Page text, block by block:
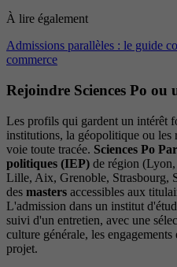
À lire également
Admissions parallèles : le guide
commerce
Rejoindre Sciences Po ou
Les profils qui gardent un intérêt
institutions, la géopolitique ou les
voie toute tracée. Sciences Po
politiques (IEP) de région
Lille, Aix, Grenoble, Strasbourg,
des masters accessibles aux
L'admission dans un institut
suivi d'un entretien, avec une
culture générale, les
projet.